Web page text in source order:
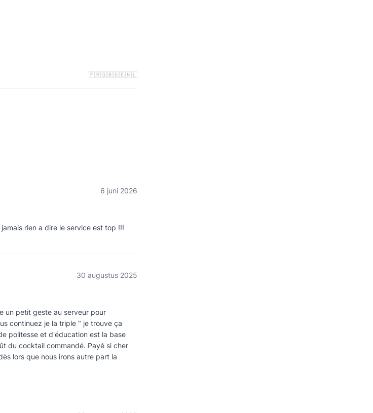
🇫🇷🇬🇧🇩🇪🇳🇱
6 juni 2026
rien a dire le service est top !!!
30 augustus 2025
un petit geste au serveur pour
continuez je la triple " je trouve ça
politesse et d'éducation est la base
du cocktail commandé. Payé si cher
lors que nous irons autre part la